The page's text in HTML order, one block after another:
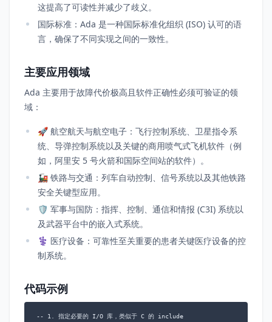
这提高了可读性并减少了歧义。
国际标准：Ada 是一种国际标准化组织 (ISO) 认可的语
言，确保了不同实现之间的一致性。
主要应用领域
Ada 主要用于故障代价极高且软件正确性必须可验证的领
域：
🚀 航空航天与航空电子：飞行控制系统、卫星指令系
统、导弹控制系统以及关键的商用喷气式飞机软件（例
如，阿里安 5 号火箭和国际空间站的软件）。
🚂 铁路与交通：列车自动控制、信号系统以及其他铁路
安全关键型应用。
🛡️ 军事与国防：指挥、控制、通信和情报 (C3I) 系统以
及武器平台中的嵌入式系统。
⚕️ 医疗设备：可靠性至关重要的患者关键医疗设备的控
制系统。
代码示例
-- 1. 指定必要的 I/O 库，类似于 C 的 include